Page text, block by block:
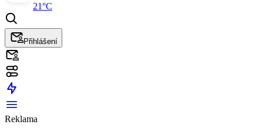
21°C
Přihlášení
Reklama